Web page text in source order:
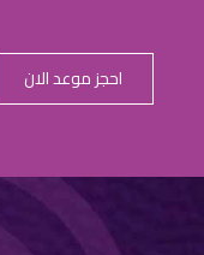
احجز موعد الان